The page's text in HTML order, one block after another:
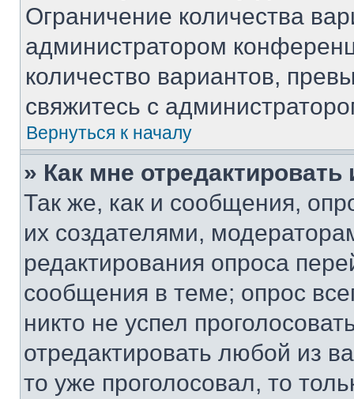
Ограничение количества
администратором
количество вариантов,
свяжитесь с
Вернуться к началу
» Как мне
Так же, как и сообщения,
их создателями,
редактирования опроса
сообщения в теме; опрос
никто не успел
отредактировать любой из
то уже проголосовал, то